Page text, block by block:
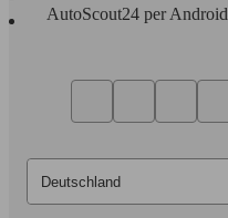
AutoScout24 per Android